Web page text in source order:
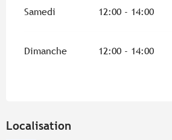
Samedi 12:00 - 14:00
Dimanche 12:00 - 14:00
Localisation